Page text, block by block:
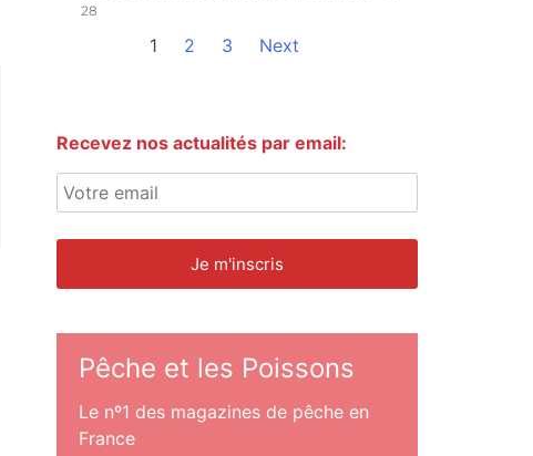
28
1 2 3 Next
Recevez nos actualités par email:
Pêche et les Poissons
Le nº1 des magazines de pêche en
France